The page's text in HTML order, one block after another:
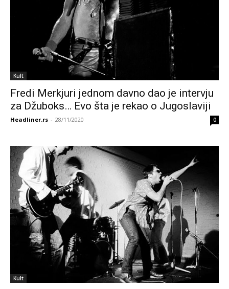
Kult
Fredi Merkjuri jednom davno dao je intervju
za Džuboks… Evo šta je rekao o Jugoslaviji
Headliner.rs - 28/11/2020 0
Kult